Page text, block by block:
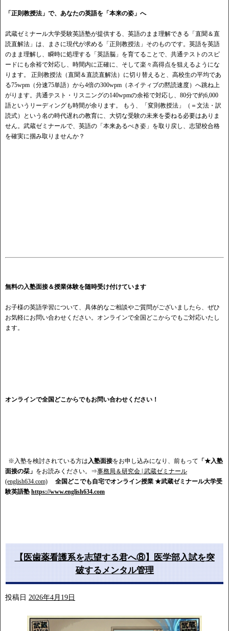
「正則教授法」で、あなたの英語を「本来の姿」へ
武蔵ゼミナール大学受験英語塾が提供する、英語のまま理解できる「直聞＆直
読直解法」は、まさに現代が求める「正則教授法」そのものです。英語を英語
のまま理解し、瞬時に処理する「英語脳」を育てることで、共通テストのスピ
ードにも余裕で対応し、時間内に正確に、そして楽々高得点を狙えるようにな
ります。 正則教授法（直聞＆直読直解法）に切り替えると、高校生の平均であ
る75wpm（分速75単語）から4倍の300wpm（ネイティブの黙読速度）へ跳ね上
がります。共通テスト・リスニングの140wpmの余裕で対応し、80分で約6,000
語というリーディングも時間が余ります。 もう、「変則教授法」（＝文法・訳
読式）という名の時代遅れの教育に、大切な受験の未来を委ねる必要はありま
せん。武蔵ゼミナールで、英語の「本来あるべき姿」を取り戻し、志望校合格
を確実に掴み取りませんか？
無料の入塾面接＆授業体験を随時受け付けています
お子様の英語学習について、具体的なご相談やご質問がございましたら、ぜひ
お気軽にお問い合わせください。オンラインで全国どこからでもご対応いたし
ます。
オンラインで全国どこからでもお問い合わせください！
※入塾を検討されている方は入塾面接をお申し込みになり、前もって 「★入塾
面接の栞」 をお読みください。⇒事務局＆研究会 | 武蔵ゼミナール
(english634.com)
全国どこでも自宅でオンライン授業 ★武蔵ゼミナール大学受
験英語塾 https://www.english634.com
【医歯薬看護系を志望する君へ⑧】医学部入試を突
破するメンタル管理
投稿日 2026年4月19日